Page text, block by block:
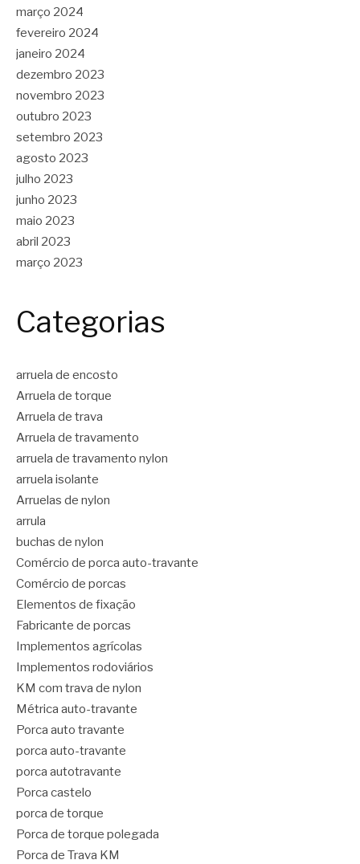
março 2024
fevereiro 2024
janeiro 2024
dezembro 2023
novembro 2023
outubro 2023
setembro 2023
agosto 2023
julho 2023
junho 2023
maio 2023
abril 2023
março 2023
Categorias
arruela de encosto
Arruela de torque
Arruela de trava
Arruela de travamento
arruela de travamento nylon
arruela isolante
Arruelas de nylon
arrula
buchas de nylon
Comércio de porca auto-travante
Comércio de porcas
Elementos de fixação
Fabricante de porcas
Implementos agrícolas
Implementos rodoviários
KM com trava de nylon
Métrica auto-travante
Porca auto travante
porca auto-travante
porca autotravante
Porca castelo
porca de torque
Porca de torque polegada
Porca de Trava KM